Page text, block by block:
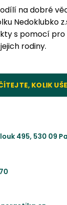
na dobré
Nedoklubko
s pomocí
rodiny.
KOLIK
495, 530 09